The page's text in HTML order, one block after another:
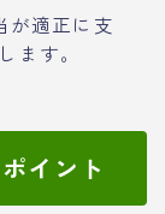
が適正に支
ます。
イント